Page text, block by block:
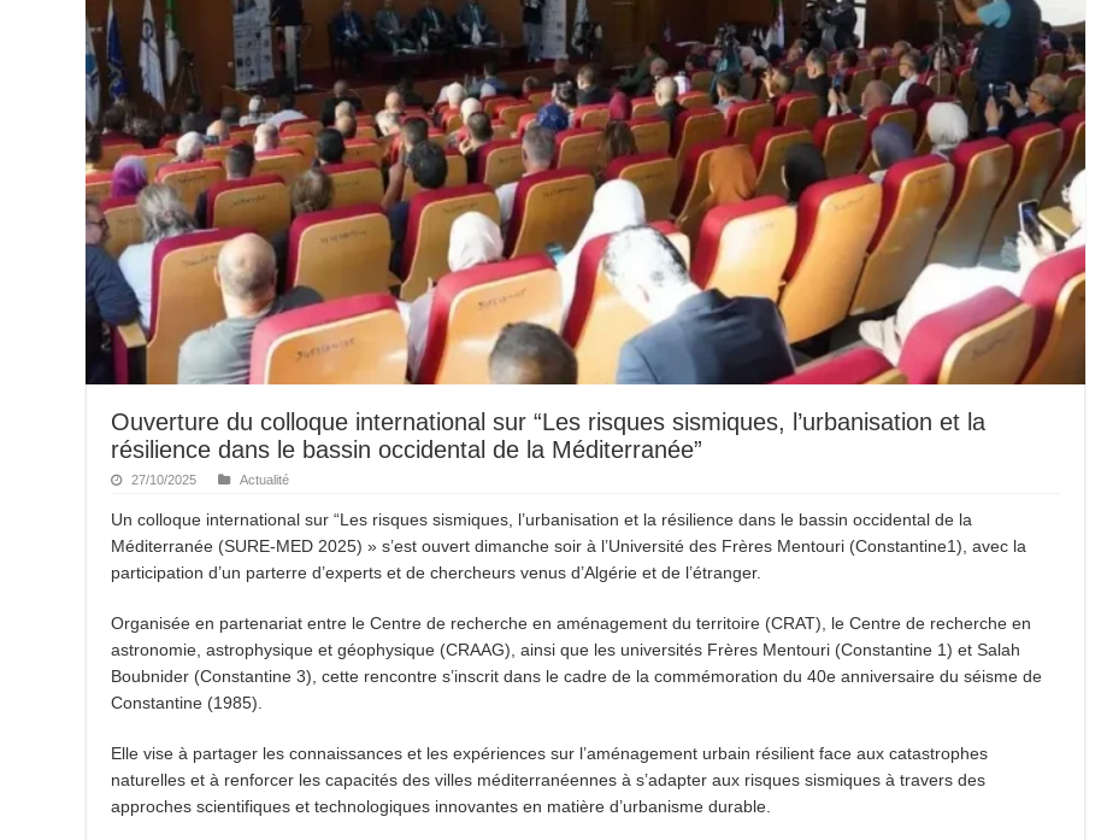
Ouverture du colloque international sur “Les risques sismiques, l’urbanisation et la
résilience dans le bassin occidental de la Méditerranée”
27/10/2025 Actualité
Un colloque international sur “Les risques sismiques, l’urbanisation et la résilience dans le bassin occidental de la
Méditerranée (SURE-MED 2025) » s’est ouvert dimanche soir à l’Université des Frères Mentouri (Constantine1), avec la
participation d’un parterre d’experts et de chercheurs venus d’Algérie et de l’étranger.
Organisée en partenariat entre le Centre de recherche en aménagement du territoire (CRAT), le Centre de recherche en
astronomie, astrophysique et géophysique (CRAAG), ainsi que les universités Frères Mentouri (Constantine 1) et Salah
Boubnider (Constantine 3), cette rencontre s’inscrit dans le cadre de la commémoration du 40e anniversaire du séisme de
Constantine (1985).
Elle vise à partager les connaissances et les expériences sur l’aménagement urbain résilient face aux catastrophes
naturelles et à renforcer les capacités des villes méditerranéennes à s’adapter aux risques sismiques à travers des
approches scientifiques et technologiques innovantes en matière d’urbanisme durable.